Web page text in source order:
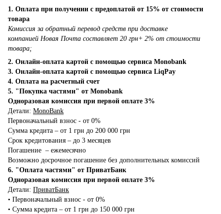
1. Оплата при получении с предоплатой от 15% от стоимости
товара
Комиссия за обратный перевод средств при доставке
компанией Новая Почта составляет 20 грн+ 2% от стоимости
товара;
2. Онлайн-оплата картой с помощью сервиса Monobank
3. Онлайн-оплата картой с помощью сервиса LiqPay
4. Оплата на расчетный счет
5. "Покупка частями" от Monobank
Одноразовая комиссия при первой оплате 3%
Детали: MonoBank
Первоначальный взнос - от 0%
Сумма кредита – от 1 грн до 200 000 грн
Срок кредитования – до 3 месяцев
Погашение – ежемесячно
Возможно досрочное погашение без дополнительных комиссий
6. "Оплата частями" от ПриватБанк
Одноразовая комиссия при первой оплате 3%
Детали: ПриватБанк
•‎ Первоначальный взнос - от 0%
•‎ Сумма кредита – от 1 грн до 150 000 грн